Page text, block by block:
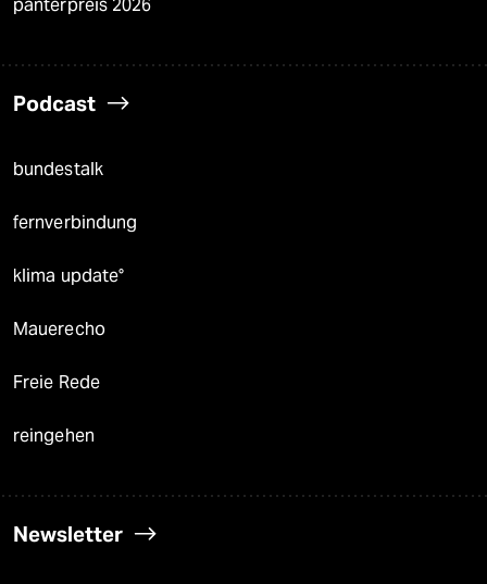
panterpreis 2026
Podcast
bundestalk
fernverbindung
klima update°
Mauerecho
Freie Rede
reingehen
Newsletter